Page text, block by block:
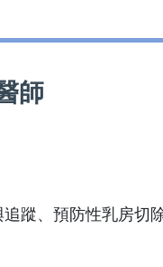
師
蹤、預防性乳房切